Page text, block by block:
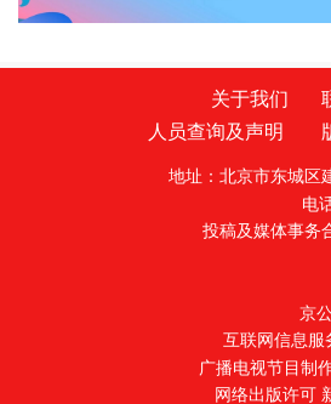
关于我们
人员查询及声明
地址：北京市东城区
电
投稿及媒体事务
京
互联网信息服
广播电视节目制
网络出版许可